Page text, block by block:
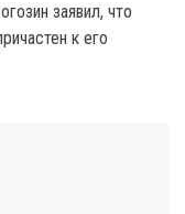
заявил, что
к его